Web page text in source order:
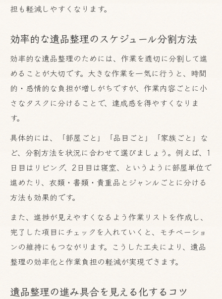
担も軽減しやすくなります。
効率的な遺品整理のスケジュール分割方法
効率的な遺品整理のためには、作業を適切に分割して進
めることが大切です。大きな作業を一気に行うと、時間
的・感情的な負担が増しがちですが、作業内容ごとに小
さなタスクに分けることで、達成感を得やすくなりま
す。
具体的には、「部屋ごと」「品目ごと」「家族ごと」な
ど、分割方法を状況に合わせて選びましょう。例えば、1
日目はリビング、2日目は寝室、というように部屋単位で
進めたり、衣類・書類・貴重品とジャンルごとに分ける
方法も効果的です。
また、進捗が見えやすくなるよう作業リストを作成し、
完了した項目にチェックを入れていくと、モチベーショ
ンの維持にもつながります。こうした工夫により、遺品
整理の効率化と作業負担の軽減が実現できます。
遺品整理の進み具合を見える化するコツ